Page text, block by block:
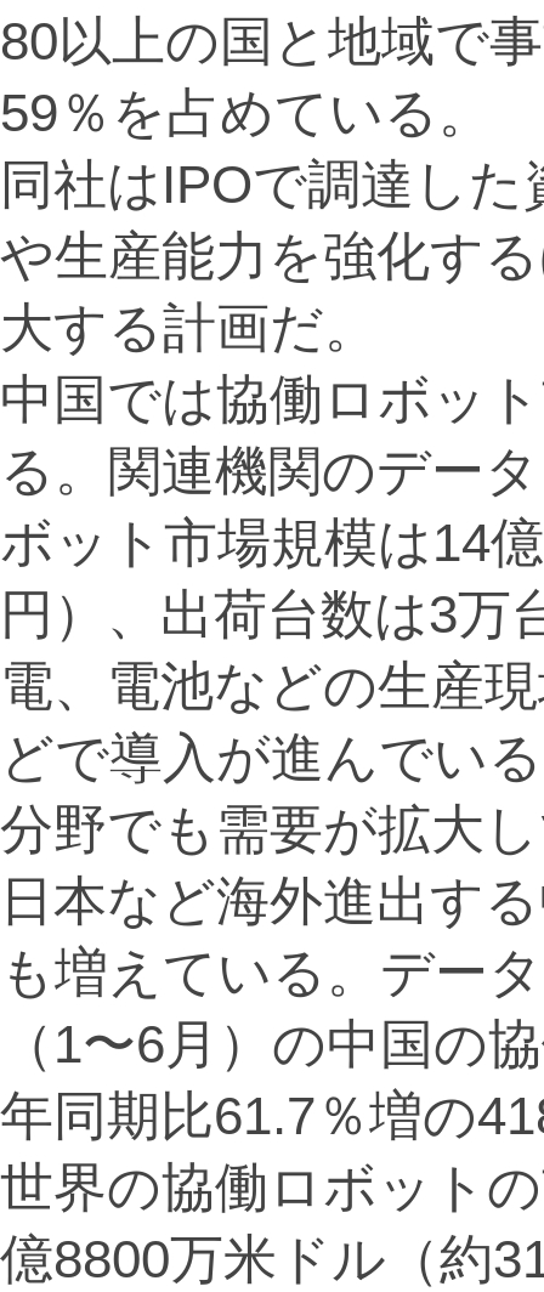
80以上の国と地域で
59％を占めている。
同社はIPOで調達し
や生産能力を強化す
大する計画だ。
中国では協働ロボッ
る。関連機関のデー
ボット市場規模は14
円）、出荷台数は3万
電、電池などの生産
どで導入が進んでい
分野でも需要が拡大
日本など海外進出す
も増えている。デー
（1〜6月）の中国の
年同期比61.7％増の
世界の協働ロボット
億8800万米ドル（約